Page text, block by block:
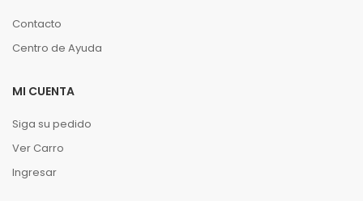
Contacto
Centro de Ayuda
MI CUENTA
Siga su pedido
Ver Carro
Ingresar